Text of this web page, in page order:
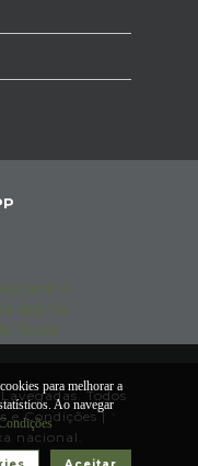
Todos
e Condições|
nacional.
para melhorar a
Ao navegar